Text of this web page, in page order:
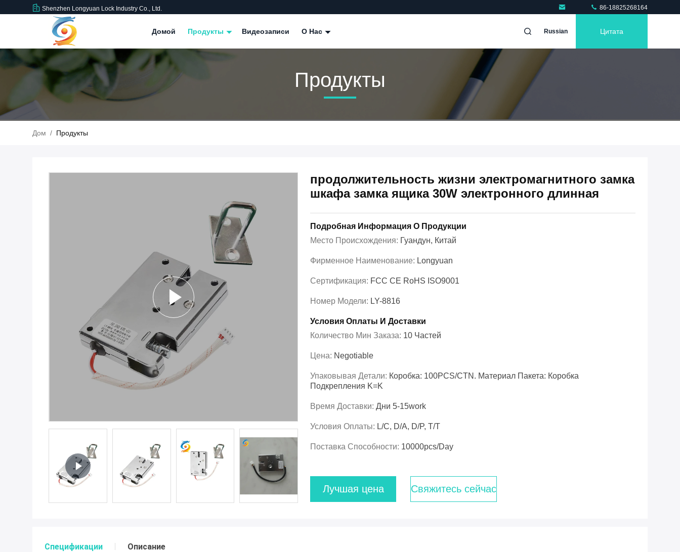
Shenzhen Longyuan Lock Industry Co., Ltd. 86-18825268164
Домой Продукты Видеозаписи О Нас Russian Цитата
Продукты
Дом / Продукты
продолжительность жизни электромагнитного замка
шкафа замка ящика 30W электронного длинная
Подробная Информация О Продукции
Место Происхождения: Гуандун, Китай
Фирменное Наименование: Longyuan
Сертификация: FCC CE RoHS ISO9001
Номер Модели: LY-8816
Условия Оплаты И Доставки
Количество Мин Заказа: 10 Частей
Цена: Negotiable
Упаковывая Детали: Коробка: 100PCS/CTN. Материал Пакета: Коробка
Подкрепления K=K
Время Доставки: Дни 5-15work
Условия Оплаты: L/C, D/A, D/P, T/T
Поставка Способности: 10000pcs/day
Лучшая цена Свяжитесь сейчас
Спецификации Описание